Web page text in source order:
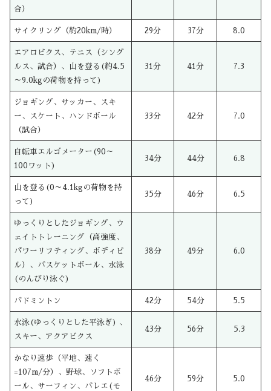
合）
サイクリング（約20km/時） 29分 37分 8.0
エアロビクス、テニス（シング
ルス、試合）、山を登る(約4.5
～9.0kgの荷物を持って)
31分 41分 7.3
ジョギング、サッカー、スキ
ー、スケート、ハンドボール
（試合）
33分 42分 7.0
自転車エルゴメーター(90～
100ワット)
34分 44分 6.8
山を登る(0～4.1kgの荷物を持
って)
35分 46分 6.5
ゆっくりとしたジョギング、ウ
ェイトトレーニング（高強度、
パワーリフティング、ボディビ
ル）、バスケットボール、水泳
(のんびり泳ぐ)
38分 49分 6.0
バドミントン 42分 54分 5.5
水泳(ゆっくりとした平泳ぎ) 、
スキー、アクアビクス
43分 56分 5.3
かなり速歩（平地、速く
=107m/分）、野球、ソフトボ
ール、サーフィン、バレエ(モ
46分 59分 5.0